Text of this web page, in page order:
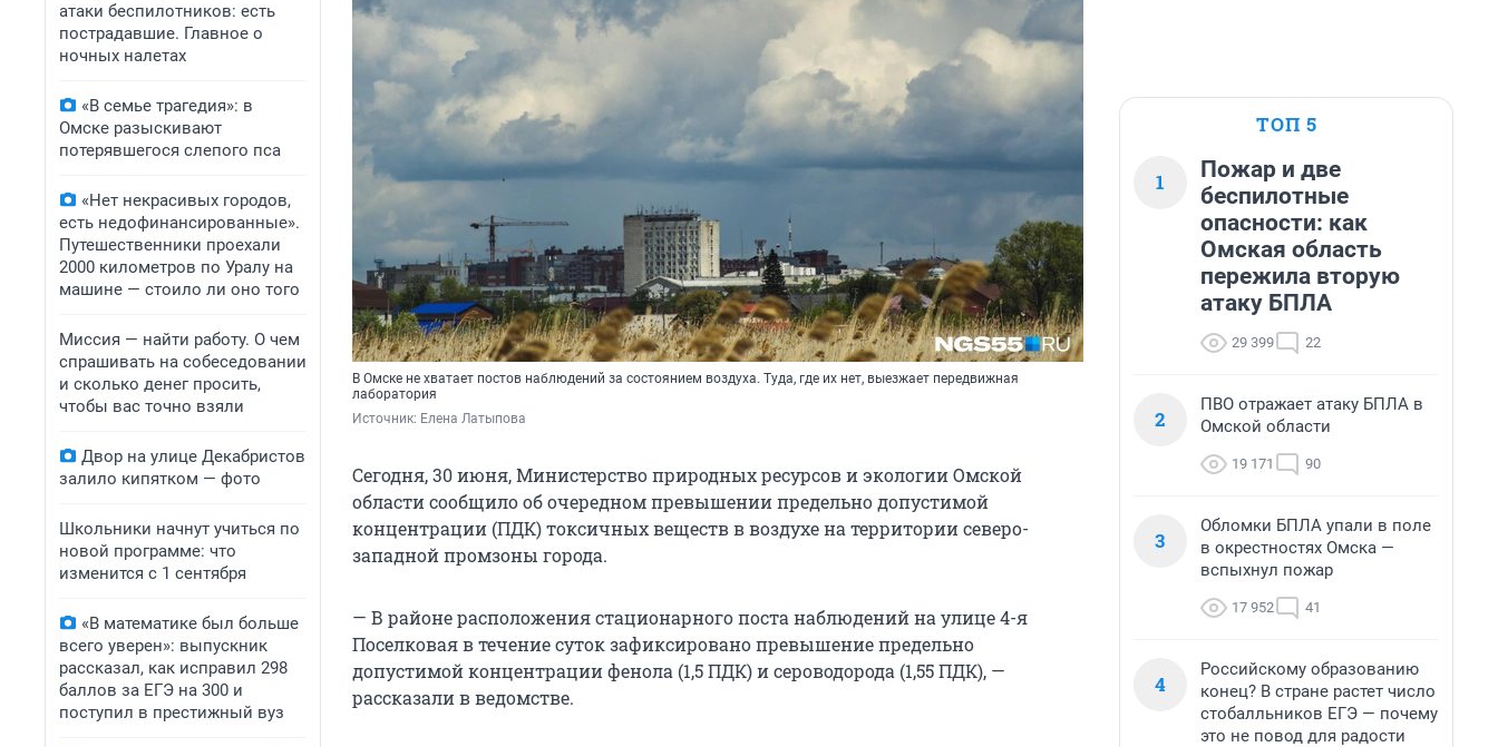
атаки беспилотников: есть
пострадавшие. Главное о
ночных налетах
«В семье трагедия»: в
Омске разыскивают
потерявшегося слепого пса
«Нет некрасивых городов,
есть недофинансированные».
Путешественники проехали
2000 километров по Уралу на
машине — стоило ли оно того
Миссия — найти работу. О чем
спрашивать на собеседовании
и сколько денег просить,
чтобы вас точно взяли
Двор на улице Декабристов
залило кипятком — фото
Школьники начнут учиться по
новой программе: что
изменится с 1 сентября
«В математике был больше
всего уверен»: выпускник
рассказал, как исправил 298
баллов за ЕГЭ на 300 и
поступил в престижный вуз
В Омске не хватает постов наблюдений за состоянием воздуха. Туда, где их нет, выезжает передвижная
лаборатория
Источник: Елена Латыпова
Сегодня, 30 июня, Министерство природных ресурсов и экологии Омской
области сообщило об очередном превышении предельно допустимой
концентрации (ПДК) токсичных веществ в воздухе на территории северо-
западной промзоны города.
— В районе расположения стационарного поста наблюдений на улице 4-я
Поселковая в течение суток зафиксировано превышение предельно
допустимой концентрации фенола (1,5 ПДК) и сероводорода (1,55 ПДК), —
рассказали в ведомстве.
ТОП 5
1
Пожар и две
беспилотные
опасности: как
Омская область
пережила вторую
атаку БПЛА
29 399 22
2
ПВО отражает атаку БПЛА в
Омской области
19 171 90
3
Обломки БПЛА упали в поле
в окрестностях Омска —
вспыхнул пожар
17 952 41
4
Российскому образованию
конец? В стране растет число
стобалльников ЕГЭ — почему
это не повод для радости